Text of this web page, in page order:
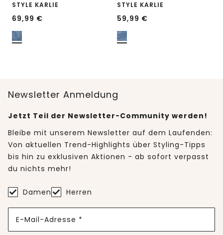
STYLE KARLIE
69,99 €
STYLE KARLIE
59,99 €
Newsletter Anmeldung
Jetzt Teil der Newsletter-Community werden!
Bleibe mit unserem Newsletter auf dem Laufenden:
Von aktuellen Trend-Highlights über Styling-Tipps
bis hin zu exklusiven Aktionen - ab sofort verpasst
du nichts mehr!
Damen Herren
E-Mail-Adresse *